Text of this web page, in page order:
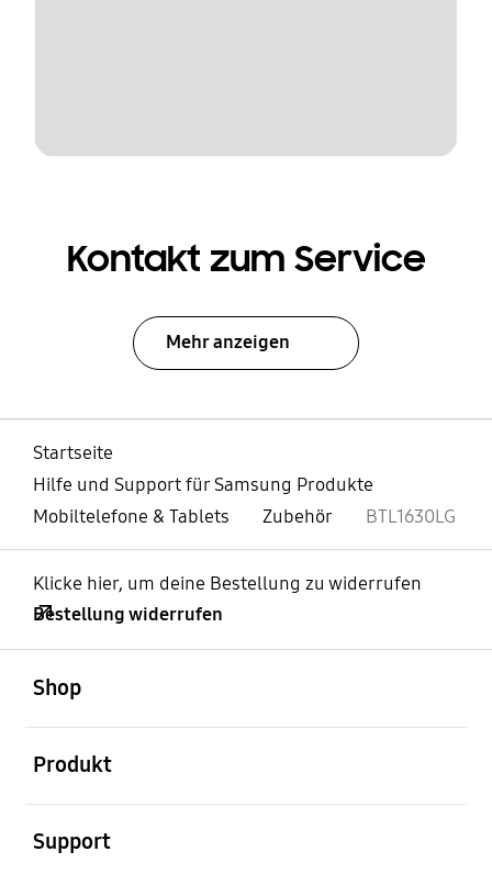
Kontakt zum Service
Mehr anzeigen
Startseite
Hilfe und Support für Samsung Produkte
Mobiltelefone & Tablets
Zubehör BTL1630LG
Klicke hier, um deine Bestellung zu widerrufen
Bestellung widerrufen
Shop
Produkt
Support